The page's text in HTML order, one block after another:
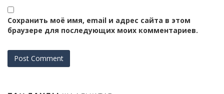
Сохранить моё имя, email и адрес сайта в этом
браузере для последующих моих комментариев.